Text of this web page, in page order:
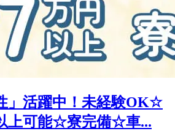
」活躍中！未経験OK☆
上可能☆寮完備☆車...